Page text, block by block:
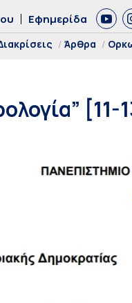
Εφημερίδα
Άρθρα
[11-